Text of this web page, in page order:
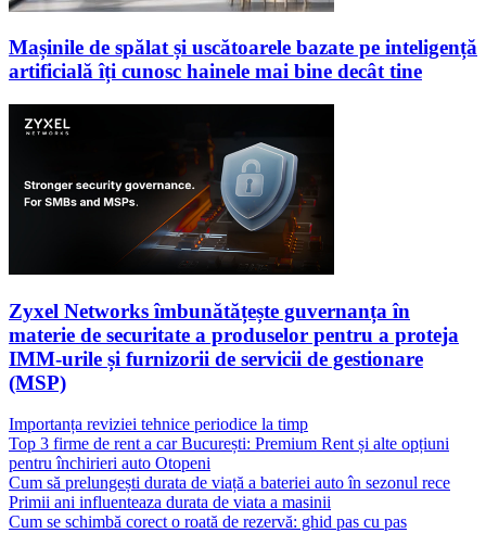
Mașinile de spălat și uscătoarele bazate pe inteligență
artificială îți cunosc hainele mai bine decât tine
Zyxel Networks îmbunătățește guvernanța în
materie de securitate a produselor pentru a proteja
IMM-urile și furnizorii de servicii de gestionare
(MSP)
Importanța reviziei tehnice periodice la timp
Top 3 firme de rent a car București: Premium Rent și alte opțiuni
pentru închirieri auto Otopeni
Cum să prelungești durata de viață a bateriei auto în sezonul rece
Primii ani influenteaza durata de viata a masinii
Cum se schimbă corect o roată de rezervă: ghid pas cu pas